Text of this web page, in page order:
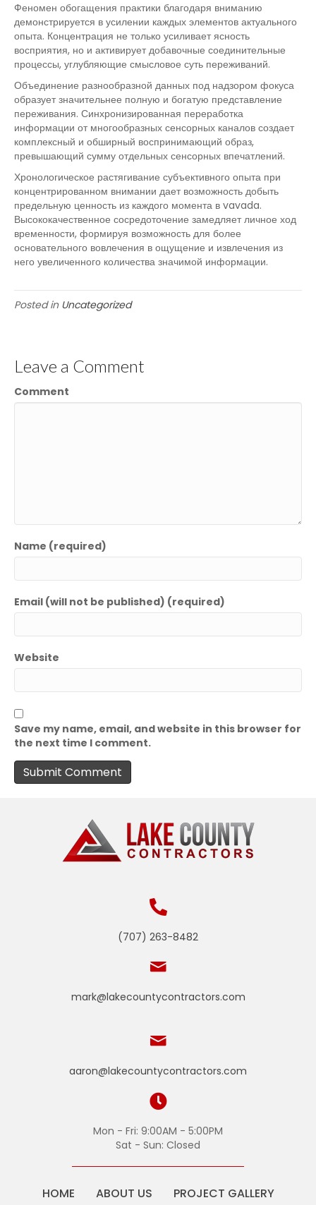
Феномен обогащения практики благодаря вниманию
демонстрируется в усилении каждых элементов актуального
опыта. Концентрация не только усиливает ясность
восприятия, но и активирует добавочные соединительные
процессы, углубляющие смысловое суть переживаний.
Объединение разнообразной данных под надзором фокуса
образует значительнее полную и богатую представление
переживания. Синхронизированная переработка
информации от многообразных сенсорных каналов создает
комплексный и обширный воспринимающий образ,
превышающий сумму отдельных сенсорных впечатлений.
Хронологическое растягивание субъективного опыта при
концентрированном внимании дает возможность добыть
предельную ценность из каждого момента в vavada.
Высококачественное сосредоточение замедляет личное ход
временности, формируя возможность для более
основательного вовлечения в ощущение и извлечения из
него увеличенного количества значимой информации.
Posted in Uncategorized
Leave a Comment
Comment
Name (required)
Email (will not be published) (required)
Website
Save my name, email, and website in this browser for
the next time I comment.
(707) 263-8482
mark@lakecountycontractors.com
aaron@lakecountycontractors.com
Mon - Fri: 9:00AM - 5:00PM
Sat - Sun: Closed
HOME ABOUT US PROJECT GALLERY